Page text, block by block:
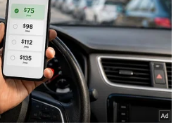
ಸಿಗುತ್ತಿದೆ. ಇದು ನಿಜಕ್ಕೂ
ಯಾವುದು ಬೆಸ್ಟ್?
ಬಜೆಟ್‌ಗೂ ಫೋನ್‌ಗಳಿವೆ. ನೀವು
ಫೋನ್ ಹುಡುಕುತ್ತಿದ್ದರೆ